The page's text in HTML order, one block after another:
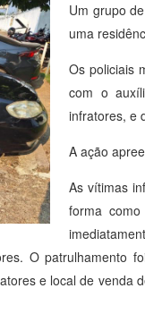
Um grupo
uma
Os policiais
com o
infratores, e
A ação
As vítimas
forma
O patrulhamento
e local de